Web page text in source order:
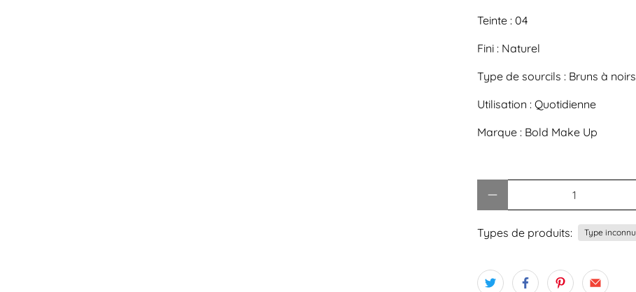
Teinte : 04
Fini : Naturel
Type de sourcils : Bruns à noirs
Utilisation : Quotidienne
Marque : Bold Make Up
Types de produits: Type inconnu